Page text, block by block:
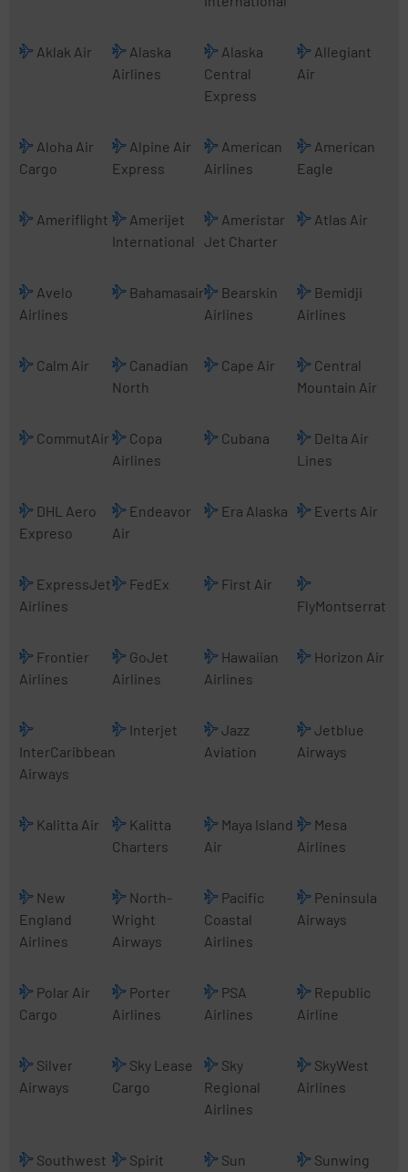
Aklak Air
Alaska
Airlines
Alaska
Central
Express
Allegiant
Air
Aloha Air
Cargo
Alpine Air
Express
American
Airlines
American
Eagle
Ameriflight
Amerijet
International
Ameristar
Jet Charter
Atlas Air
Avelo
Airlines
Bahamasair
Bearskin
Airlines
Bemidji
Airlines
Calm Air
Canadian
North
Cape Air
Central
Mountain Air
CommutAir
Copa
Airlines
Cubana
Delta Air
Lines
DHL Aero
Expreso
Endeavor
Air
Era Alaska Everts Air
ExpressJet
Airlines
FedEx
First Air
FlyMontserrat
Frontier
Airlines
GoJet
Airlines
Hawaiian
Airlines
Horizon Air
InterCaribbean
Airways
Interjet
Jazz
Aviation
Jetblue
Airways
Kalitta Air
Kalitta
Charters
Maya Island
Air
Mesa
Airlines
New
England
Airlines
North-
Wright
Airways
Pacific
Coastal
Airlines
Peninsula
Airways
Polar Air
Cargo
Porter
Airlines
PSA
Airlines
Republic
Airline
Silver
Airways
Sky Lease
Cargo
Sky
Regional
Airlines
SkyWest
Airlines
Southwest
Spirit
Sun
Sunwing